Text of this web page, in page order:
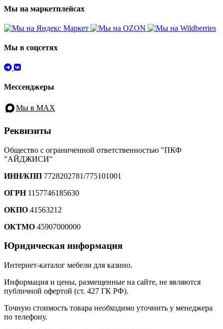
Мы на маркетплейсах
Мы в соцсетях
Мессенджеры
Мы в MAX
Реквизиты
Общество с ограниченной ответственностью "ПКФ
"АЙДЖИСИ"
ИНН/КПП 7728202781/775101001
ОГРН1157746185630
ОКПО 41563212
ОКТМО 45907000000
Юридическая информация
Интернет-каталог мебели для казино.
Информация и цены, размещенные на сайте, не являются
публичной офертой (ст. 427 ГК РФ).
Точную стоимость товара необходимо уточнить у менеджера
по телефону.